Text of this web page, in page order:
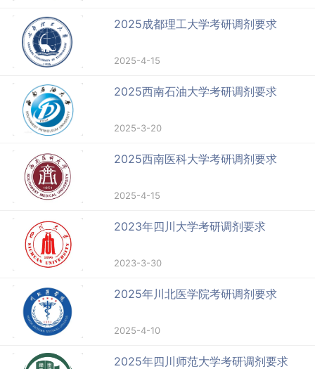
2025成都理工大学考研调剂要求
2025-4-15
2025西南石油大学考研调剂要求
2025-3-20
2025西南医科大学考研调剂要求
2025-4-15
2023年四川大学考研调剂要求
2023-3-30
2025年川北医学院考研调剂要求
2025-4-10
2025年四川师范大学考研调剂要求